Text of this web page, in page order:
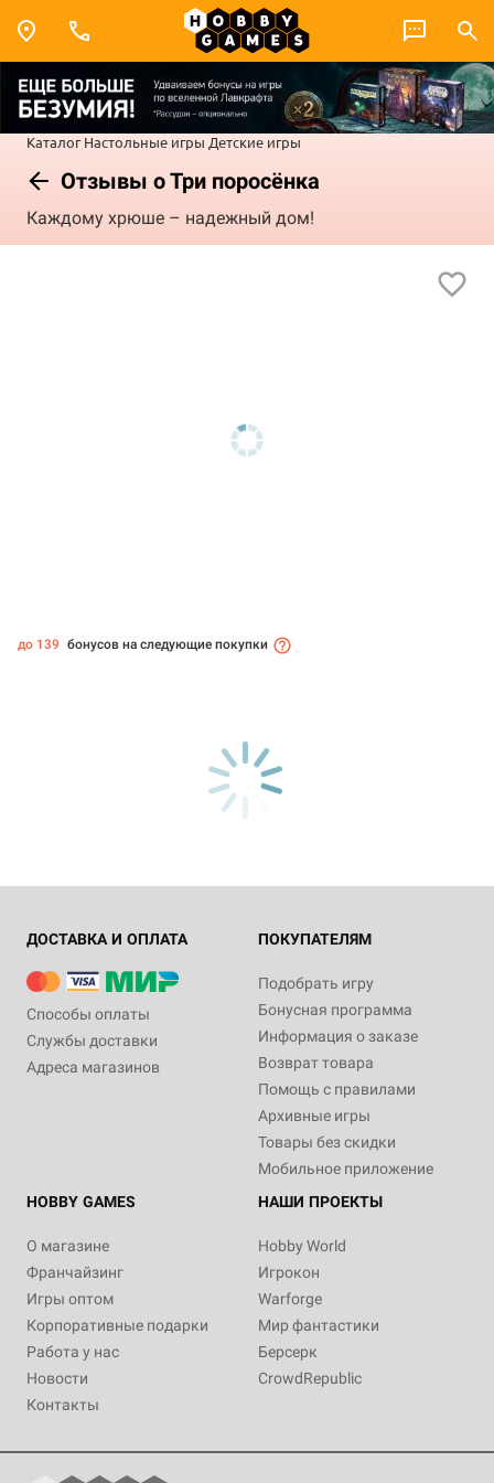
Каталог Настольные игры Детские игры
Отзывы о Три поросёнка
Каждому хрюше – надежный дом!
до 139 бонусов на следующие покупки
ДОСТАВКА И ОПЛАТА
Способы оплаты
Службы доставки
Адреса магазинов
ПОКУПАТЕЛЯМ
Подобрать игру
Бонусная программа
Информация о заказе
Возврат товара
Помощь с правилами
Архивные игры
Товары без скидки
Мобильное приложение
HOBBY GAMES
О магазине
Франчайзинг
Игры оптом
Корпоративные подарки
Работа у нас
Новости
Контакты
НАШИ ПРОЕКТЫ
Hobby World
Игрокон
Warforge
Мир фантастики
Берсерк
CrowdRepublic